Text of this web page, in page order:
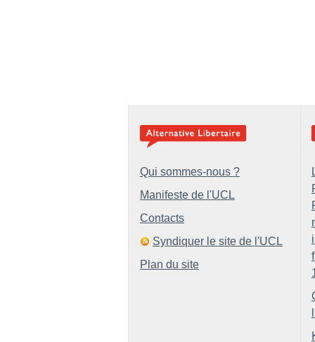
Qui sommes-nous ?
Manifeste de l'UCL
Contacts
Syndiquer le site de l'UCL
Plan du site